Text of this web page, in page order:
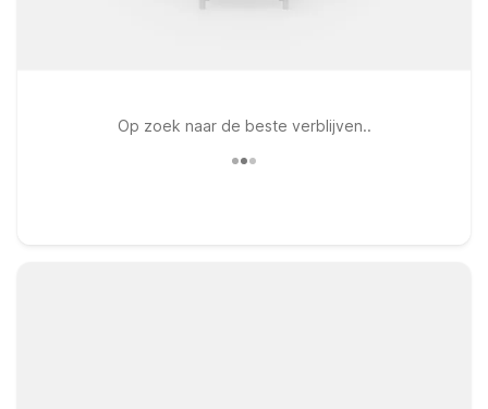
Op zoek naar de beste verblijven..